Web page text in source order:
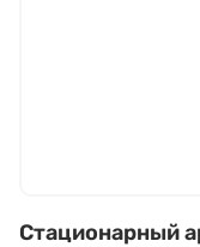
Стационарный